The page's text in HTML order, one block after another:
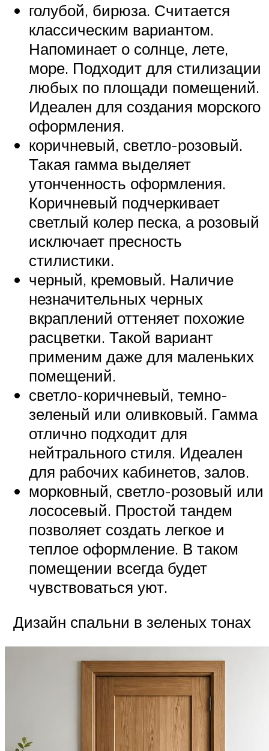
голубой, бирюза. Считается
классическим вариантом.
Напоминает о солнце, лете,
море. Подходит для стилизации
любых по площади помещений.
Идеален для создания морского
оформления.
коричневый, светло-розовый.
Такая гамма выделяет
утонченность оформления.
Коричневый подчеркивает
светлый колер песка, а розовый
исключает пресность
стилистики.
черный, кремовый. Наличие
незначительных черных
вкраплений оттеняет похожие
расцветки. Такой вариант
применим даже для маленьких
помещений.
светло-коричневый, темно-
зеленый или оливковый. Гамма
отлично подходит для
нейтрального стиля. Идеален
для рабочих кабинетов, залов.
морковный, светло-розовый или
лососевый. Простой тандем
позволяет создать легкое и
теплое оформление. В таком
помещении всегда будет
чувствоваться уют.
Дизайн спальни в зеленых тонах